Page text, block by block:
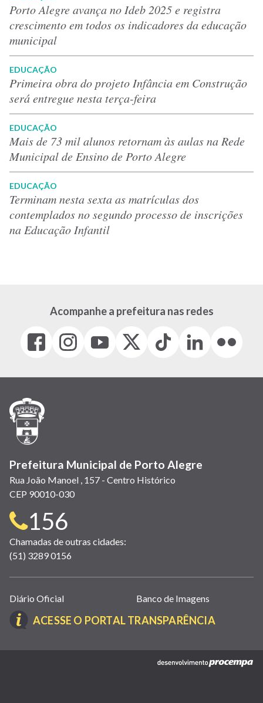
Porto Alegre avança no Ideb 2025 e registra
crescimento em todos os indicadores da educação
municipal
EDUCAÇÃO
Primeira obra do projeto Infância em Construção
será entregue nesta terça-feira
EDUCAÇÃO
Mais de 73 mil alunos retornam às aulas na Rede
Municipal de Ensino de Porto Alegre
EDUCAÇÃO
Terminam nesta sexta as matrículas dos
contemplados no segundo processo de inscrições
na Educação Infantil
Acompanhe a prefeitura nas redes
Facebook
(link
em
janela)
Instagram
(link
em
(link
em
(Antigo
(link
Tiktok
(link
em
LinkedIn
(link
em
(link
em
Prefeitura Municipal de Porto Alegre
Rua João Manoel , 157 - Centro Histórico
CEP 90010-030
Telefone
para
contato:
156
Chamadas de outras cidades:
(51) 3289 0156
Links
úteis
(abrem
nova
Diário Oficial Banco de Imagens
ACESSE O PORTAL TRANSPARÊNCIA(LINK
EM
NOVA